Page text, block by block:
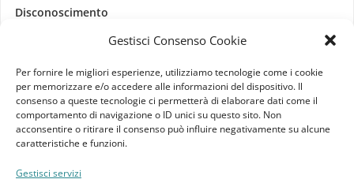
Gestisci Consenso Cookie
Per fornire le migliori esperienze, utilizziamo tecnologie come i cookie
per memorizzare e/o accedere alle informazioni del dispositivo. Il
consenso a queste tecnologie ci permetterà di elaborare dati come il
comportamento di navigazione o ID unici su questo sito. Non
acconsentire o ritirare il consenso può influire negativamente su alcune
caratteristiche e funzioni.
Gestisci servizi
Disconoscimento
Raffrescatori Evaporativi Industriali
CLIENTE